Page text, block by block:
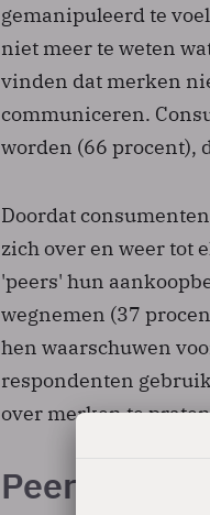
gemanipuleerd te
niet meer te weten
vinden dat merken
communiceren.
worden (66 procent),
Doordat
zich over en weer tot
'peers' hun
wegnemen (37
hen waarschuwen
respondenten
over merken te
Peer-to-